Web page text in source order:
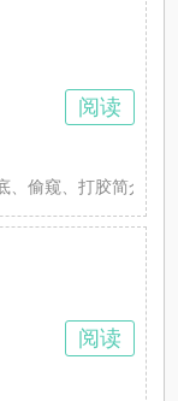
、偷窥、打胶简介:
阅读
阅读